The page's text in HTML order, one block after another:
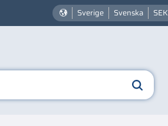
Sverige Svenska SEK